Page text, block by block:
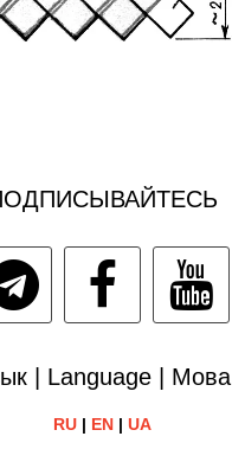
| Language | Мова
RU| EN| UA